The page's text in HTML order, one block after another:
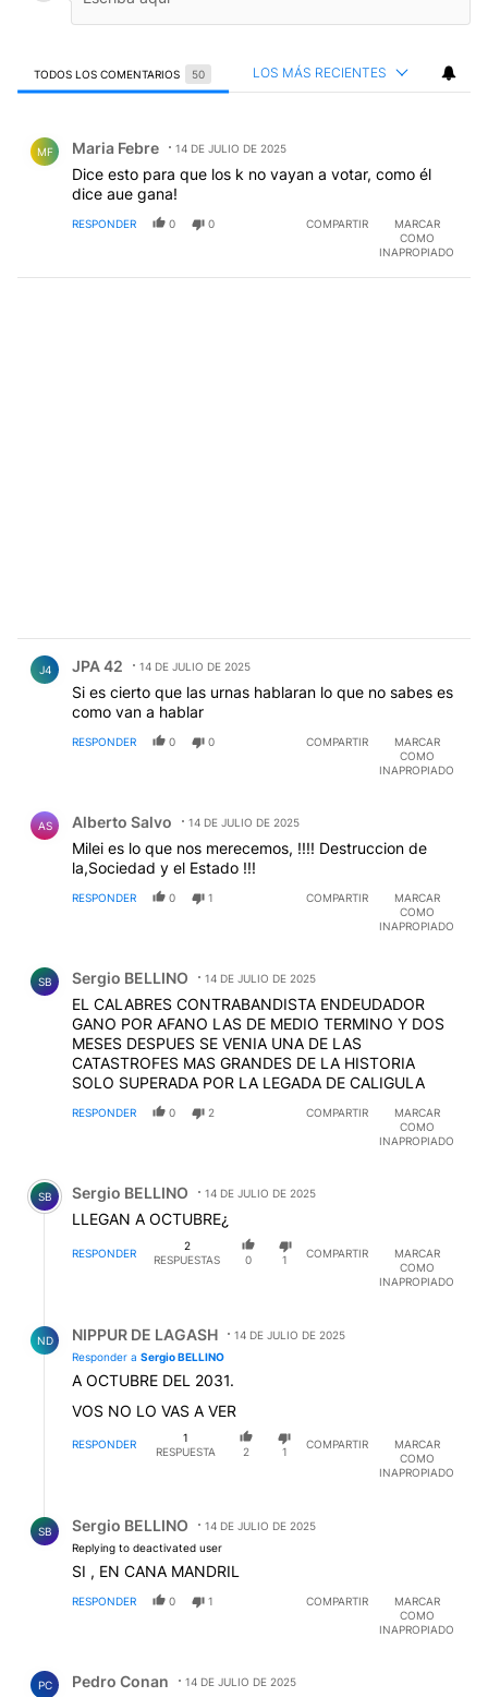
TODOS LOS COMENTARIOS 50 LOS MÁS RECIENTES
MF Maria Febre 14 DE JULIO DE 2025
Dice esto para que los k no vayan a votar, como él
dice aue gana!
RESPONDER 0 0 COMPARTIR
MARCAR
COMO
INAPROPIADO
J4 JPA 42 14 DE JULIO DE 2025
Si es cierto que las urnas hablaran lo que no sabes es
como van a hablar
RESPONDER 0 0 COMPARTIR
MARCAR
COMO
INAPROPIADO
AS Alberto Salvo 14 DE JULIO DE 2025
Milei es lo que nos merecemos, !!!! Destruccion de
la,Sociedad y el Estado !!!
RESPONDER 0 1 COMPARTIR
MARCAR
COMO
INAPROPIADO
SB Sergio BELLINO 14 DE JULIO DE 2025
EL CALABRES CONTRABANDISTA ENDEUDADOR
GANO POR AFANO LAS DE MEDIO TERMINO Y DOS
MESES DESPUES SE VENIA UNA DE LAS
CATASTROFES MAS GRANDES DE LA HISTORIA
SOLO SUPERADA POR LA LEGADA DE CALIGULA
RESPONDER 0 2 COMPARTIR
MARCAR
COMO
INAPROPIADO
Comentario de Sergio BELLINO.
SB Sergio BELLINO 14 DE JULIO DE 2025
LLEGAN A OCTUBRE¿
RESPONDER
2
RESPUESTAS
0 1
COMPARTIR
MARCAR
COMO
INAPROPIADO
ND NIPPUR DE LAGASH
14 DE JULIO DE 2025
Responder a Sergio BELLINO
A OCTUBRE DEL 2031.
VOS NO LO VAS A VER
RESPONDER
1
RESPUESTA
2 1
COMPARTIR
MARCAR
COMO
INAPROPIADO
SB Sergio BELLINO
14 DE JULIO DE 2025
Replying to deactivated user
SI , EN CANA MANDRIL
RESPONDER 0 1 COMPARTIR
MARCAR
COMO
INAPROPIADO
PC Pedro Conan 14 DE JULIO DE 2025